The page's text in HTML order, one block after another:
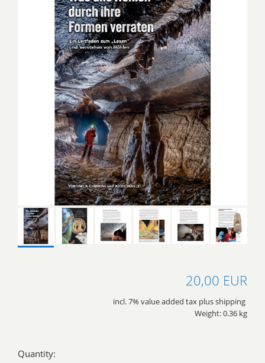
20,00 EUR
incl. 7% value added tax plus shipping
Weight: 0.36 kg
Quantity: